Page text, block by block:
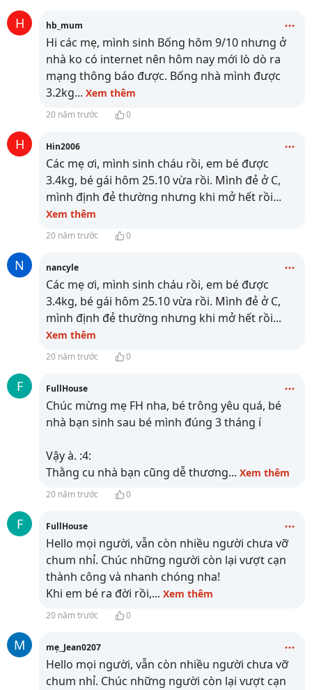
H hb_mum
Hi các mẹ, mình sinh Bống hôm 9/10 nhưng ở
nhà ko có internet nên hôm nay mới lò dò ra
mạng thông báo được. Bống nhà mình được
3.2kg... Xem thêm
20 năm trước 0
H Hin2006
Các mẹ ơi, mình sinh cháu rồi, em bé được
3.4kg, bé gái hôm 25.10 vừa rồi. Mình đẻ ở C,
mình định đẻ thường nhưng khi mở hết rồi...
Xem thêm
20 năm trước 0
N nancyle
Các mẹ ơi, mình sinh cháu rồi, em bé được
3.4kg, bé gái hôm 25.10 vừa rồi. Mình đẻ ở C,
mình định đẻ thường nhưng khi mở hết rồi...
Xem thêm
20 năm trước 0
F FullHouse
Chúc mừng mẹ FH nha, bé trông yêu quá, bé
nhà bạn sinh sau bé mình đúng 3 tháng í
Vậy à. :4:
Thằng cu nhà bạn cũng dễ thương... Xem thêm
20 năm trước 0
F FullHouse
Hello mọi người, vẫn còn nhiều người chưa vỡ
chum nhỉ. Chúc những người còn lại vượt cạn
thành công và nhanh chóng nha!
Khi em bé ra đời rồi,... Xem thêm
20 năm trước 0
M mẹ_Jean0207
Hello mọi người, vẫn còn nhiều người chưa vỡ
chum nhỉ. Chúc những người còn lại vượt cạn